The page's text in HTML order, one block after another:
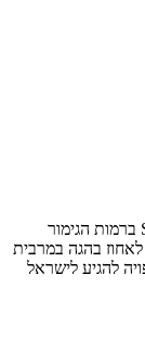
שברולט תציע כאופציה את מערכת ה-Super Cruise ברמות הגימור
בהגה במרבית
להגיע לישראל